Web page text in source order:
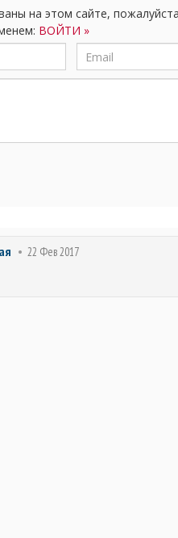
на этом сайте,
ВОЙТИ »
22 Фев 2017